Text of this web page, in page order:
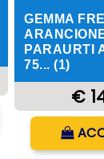
GEMMA
PARAURTI
75... (1)
€